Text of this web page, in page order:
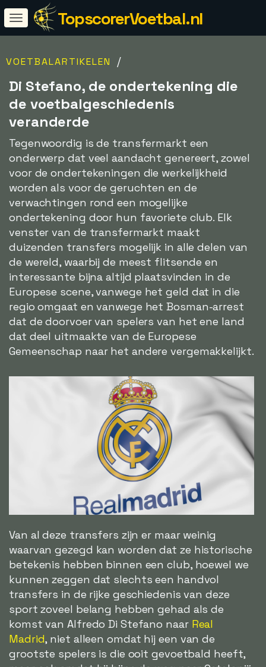
TopscorerVoetbal.nl
VOETBALARTIKELEN /
Di Stefano, de ondertekening die
de voetbalgeschiedenis
veranderde
Tegenwoordig is de transfermarkt een
onderwerp dat veel aandacht genereert, zowel
voor de ondertekeningen die werkelijkheid
worden als voor de geruchten en de
verwachtingen rond een mogelijke
ondertekening door hun favoriete club. Elk
venster van de transfermarkt maakt
duizenden transfers mogelijk in alle delen van
de wereld, waarbij de meest flitsende en
interessante bijna altijd plaatsvinden in de
Europese scene, vanwege het geld dat in die
regio omgaat en vanwege het Bosman-arrest
dat de doorvoer van spelers van het ene land
dat deel uitmaakte van de Europese
Gemeenschap naar het andere vergemakkelijkt.
Van al deze transfers zijn er maar weinig
waarvan gezegd kan worden dat ze historische
betekenis hebben binnen een club, hoewel we
kunnen zeggen dat slechts een handvol
transfers in de rijke geschiedenis van deze
sport zoveel belang hebben gehad als de
komst van Alfredo Di Stefano naar Real
Madrid, niet alleen omdat hij een van de
grootste spelers is die ooit gevoetbald heeft,